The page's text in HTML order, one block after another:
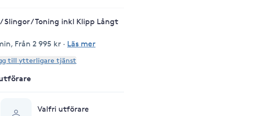
/ Slingor / Toning inkl Klipp Långt
, Från 2 995 kr · Läs mer
till ytterligare tjänst
Valfri utförare